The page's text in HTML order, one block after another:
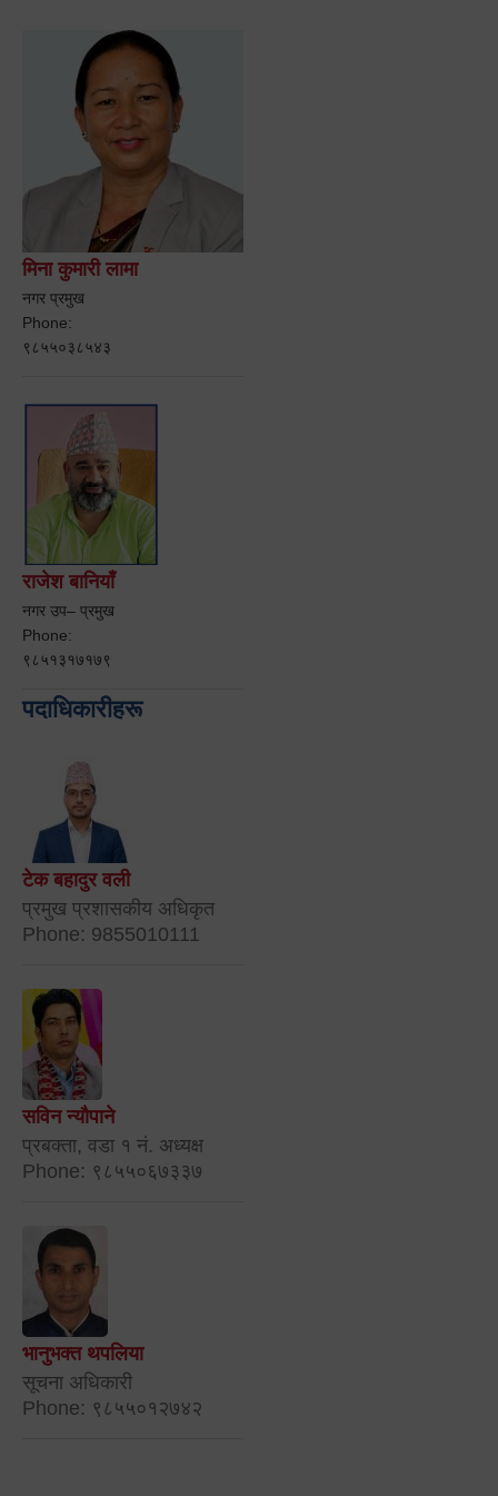
मिना कुमारी लामा
नगर प्रमुख
Phone:
९८५५०३८५४३
राजेश बानियाँ
नगर उप– प्रमुख
Phone:
९८५१३१७१७९
पदाधिकारीहरू
टेक बहादुर वली
प्रमुख प्रशासकीय अधिकृत
Phone: 9855010111
सविन न्यौपाने
प्रबक्ता, वडा १ नं. अध्यक्ष
Phone: ९८५५०६७३३७
भानुभक्त थपलिया
सूचना अधिकारी
Phone: ९८५५०१२७४२